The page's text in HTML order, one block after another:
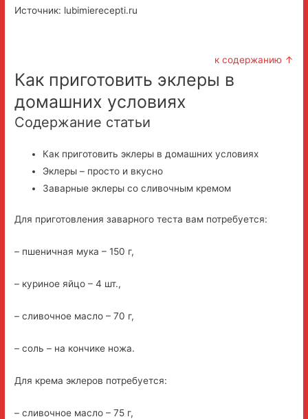
Источник: lubimierecepti.ru
к содержанию ↑
Как приготовить эклеры в
домашних условиях
Содержание статьи
Как приготовить эклеры в домашних условиях
Эклеры – просто и вкусно
Заварные эклеры со сливочным кремом
Для приготовления заварного теста вам потребуется:
– пшеничная мука – 150 г,
– куриное яйцо – 4 шт.,
– сливочное масло – 70 г,
– соль – на кончике ножа.
Для крема эклеров потребуется:
– сливочное масло – 75 г,